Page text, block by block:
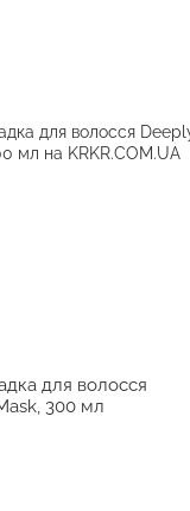
для волосся
300 мл